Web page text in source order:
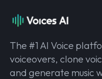
The #1 AI Voice
voiceovers, clone
and generate music